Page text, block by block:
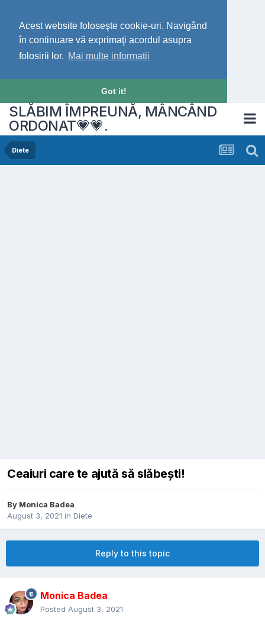
Acest website foloseşte cookie-uri. Navigând
în continuare vă exprimaţi acordul asupra
folosirii lor. Mai multe informatii
Got it!
SLĂBIM ÎMPREUNĂ, MÂNCÂND
ORDONAT💗💗.
Diete
Ceaiuri care te ajută să slăbești!
By Monica Badea
August 3, 2021 in Diete
Reply to this topic
Monica Badea
Posted August 3, 2021